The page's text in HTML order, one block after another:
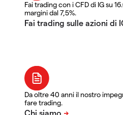
Fai trading con i CFD di IG su
margini dal 7,5%.
Da oltre 40 anni il nostro
fare trading.